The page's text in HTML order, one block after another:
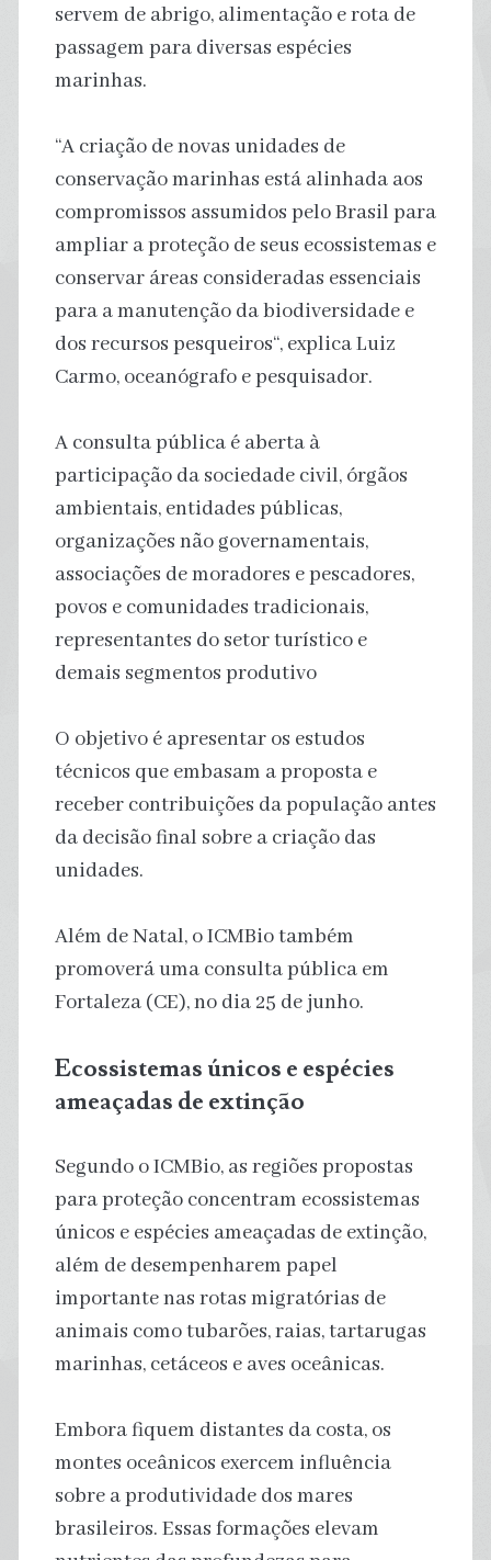
servem de abrigo, alimentação e rota de
passagem para diversas espécies
marinhas.
“A criação de novas unidades de
conservação marinhas está alinhada aos
compromissos assumidos pelo Brasil para
ampliar a proteção de seus ecossistemas e
conservar áreas consideradas essenciais
para a manutenção da biodiversidade e
dos recursos pesqueiros“, explica Luiz
Carmo, oceanógrafo e pesquisador.
A consulta pública é aberta à
participação da sociedade civil, órgãos
ambientais, entidades públicas,
organizações não governamentais,
associações de moradores e pescadores,
povos e comunidades tradicionais,
representantes do setor turístico e
demais segmentos produtivo
O objetivo é apresentar os estudos
técnicos que embasam a proposta e
receber contribuições da população antes
da decisão final sobre a criação das
unidades.
Além de Natal, o ICMBio também
promoverá uma consulta pública em
Fortaleza (CE), no dia 25 de junho.
Ecossistemas únicos e espécies
ameaçadas de extinção
Segundo o ICMBio, as regiões propostas
para proteção concentram ecossistemas
únicos e espécies ameaçadas de extinção,
além de desempenharem papel
importante nas rotas migratórias de
animais como tubarões, raias, tartarugas
marinhas, cetáceos e aves oceânicas.
Embora fiquem distantes da costa, os
montes oceânicos exercem influência
sobre a produtividade dos mares
brasileiros. Essas formações elevam